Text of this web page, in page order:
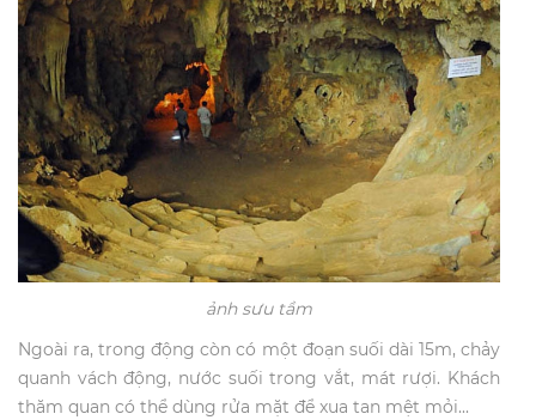
ảnh sưu tầm
Ngoài ra, trong động còn có một đoạn suối dài 15m, chảy
quanh vách động, nước suối trong vắt, mát rượi. Khách
thăm quan có thể dùng rửa mặt để xua tan mệt mỏi...